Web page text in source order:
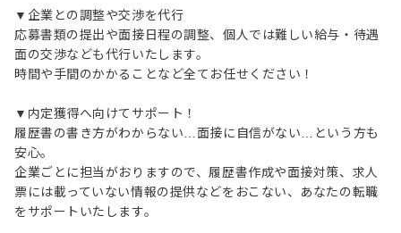
▼企業との調整や交渉を代行
応募書類の提出や面接日程の調整、個人では難しい給与・待遇
面の交渉なども代行いたします。
時間や手間のかかることなど全てお任せください！
▼内定獲得へ向けてサポート！
履歴書の書き方がわからない…面接に自信がない…という方も
安心。
企業ごとに担当がおりますので、履歴書作成や面接対策、求人
票には載っていない情報の提供などをおこない、あなたの転職
をサポートいたします。